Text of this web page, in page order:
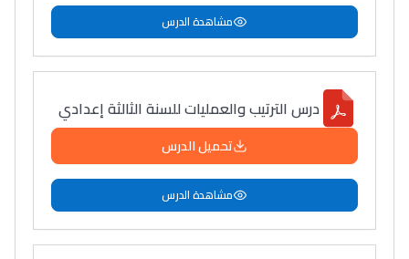
مشاهدة الدرس
درس الترتيب والعمليات للسنة الثالثة إعدادي
تحميل الدرس
مشاهدة الدرس